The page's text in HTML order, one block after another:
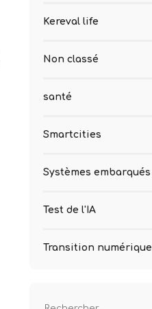
Kereval life
Non classé
santé
Smartcities
Systèmes embarqués
Test de l'IA
Transition numérique
Rechercher :